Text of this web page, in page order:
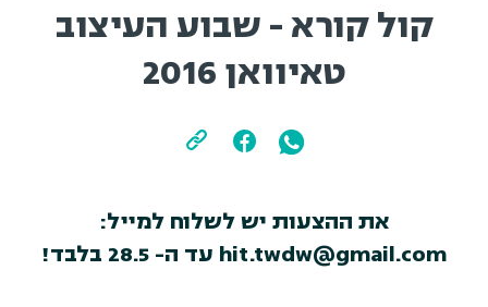
קול קורא - שבוע העיצוב
טאיוואן 2016
את ההצעות יש לשלוח למייל:
hit.twdw@gmail.com עד ה- 28.5 בלבד!